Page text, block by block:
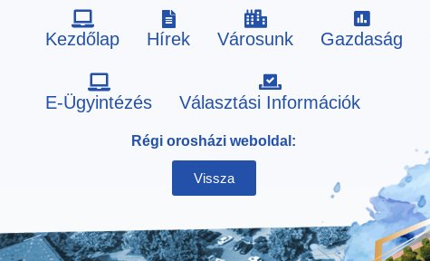
Kezdőlap Hírek Városunk Gazdaság
E-Ügyintézés Választási Információk
Régi orosházi weboldal:
Vissza